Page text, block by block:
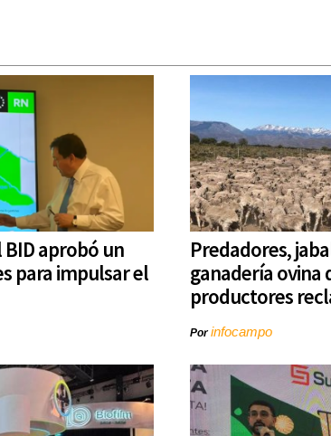
aprobó un
para impulsar el
Predadores,
ganadería ovina
productores
Porinfocampo